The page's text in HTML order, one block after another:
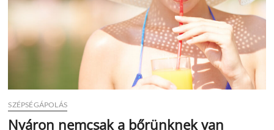
SZÉPSÉGÁPOLÁS
Nyáron nemcsak a bőrünknek van